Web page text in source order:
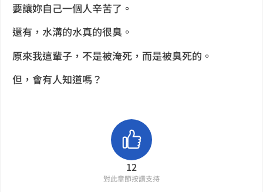
要讓妳自己一個人辛苦了。
還有，水溝的水真的很臭。
原來我這輩子，不是被淹死，而是被臭死的。
但，會有人知道嗎？
12
對此章節按讚支持